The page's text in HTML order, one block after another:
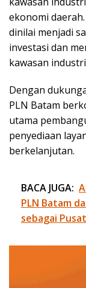
ekonomi
dinilai menjadi
investasi dan
kawasan
Dengan
PLN Batam
utama
penyediaan
berkelanjutan.
BACA JUGA:
PLN Batam
sebagai